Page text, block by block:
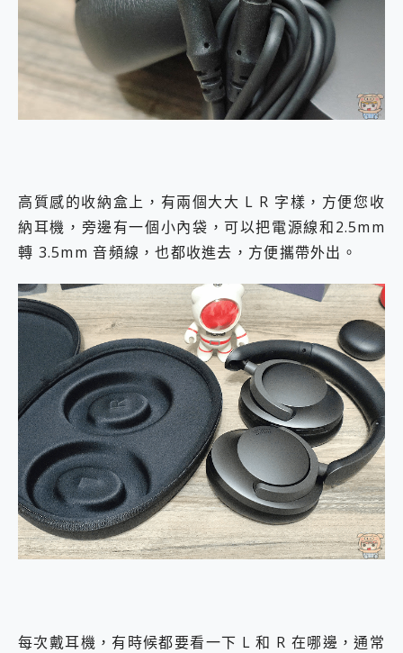
高質感的收納盒上，有兩個大大 L R 字樣，方便您收
納耳機，旁邊有一個小內袋，可以把電源線和2.5mm
轉 3.5mm 音頻線，也都收進去，方便攜帶外出。
每次戴耳機，有時候都要看一下 L 和 R 在哪邊，通常